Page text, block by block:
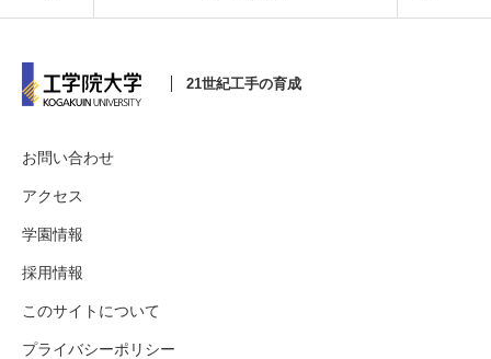
21世紀工手の育成
お問い合わせ
アクセス
学園情報
採用情報
このサイトについて
プライバシーポリシー